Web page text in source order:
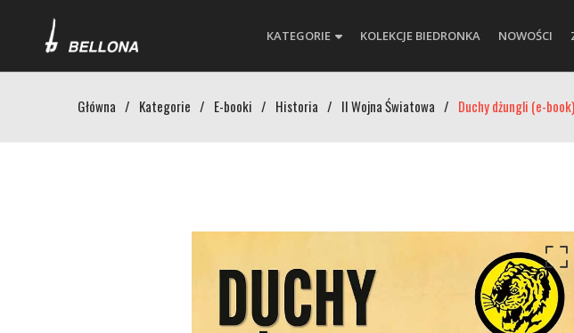
KATEGORIE KOLEKCJE BIEDRONKA NOWOŚCI
Główna / Kategorie / E-booki / Historia / II Wojna Światowa / Duchy dżungli (e-book)